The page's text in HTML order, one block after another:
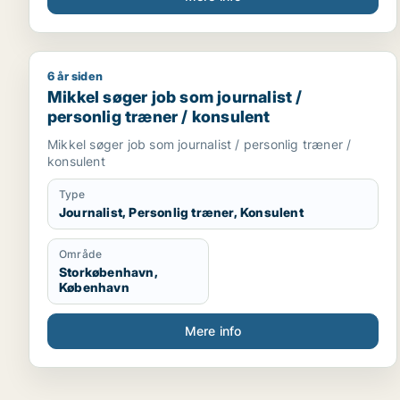
Mikkel søger job som journalist / personlig træner /
6 år siden
Mikkel søger job som journalist /
personlig træner / konsulent
Mikkel søger job som journalist / personlig træner /
konsulent
Type
Journalist, Personlig træner, Konsulent
Område
Storkøbenhavn,
København
Mere info